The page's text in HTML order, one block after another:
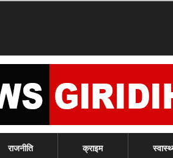
राजनीति क्राइम